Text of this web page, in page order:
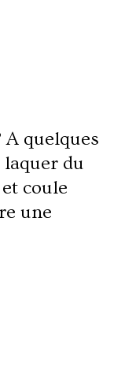
quelques
laquer du
coule
une